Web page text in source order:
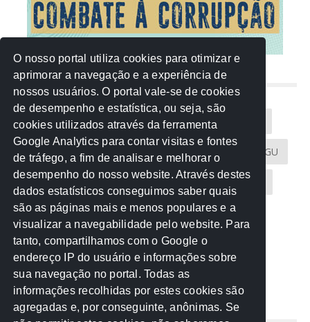
NUVEM DE TAGS
Acontece na Rede AGU AMM
Atricon Audicom CAU-MT CGU
CREA-MT Eventos MPC-MT MPE-MT
MPF Notícias PF PGE-MT PGR
Receita Federal Sem categoria
TCE-MT TCU TRE
O nosso portal utiliza cookies para otimizar e
aprimorar a navegação e a experiência de
nossos usuários. O portal vale-se de cookies
de desempenho e estatística, ou seja, são
cookies utilizados através da ferramenta
Google Analytics para contar visitas e fontes
de tráfego, a fim de analisar e melhorar o
desempenho do nosso website. Através destes
dados estatísticos conseguimos saber quais
são as páginas mais e menos populares e a
visualizar a navegabilidade pelo website. Para
tanto, compartilhamos com o Google o
endereço IP do usuário e informações sobre
sua navegação no portal. Todas as
informações recolhidas por estes cookies são
agregadas e, por conseguinte, anônimas. Se